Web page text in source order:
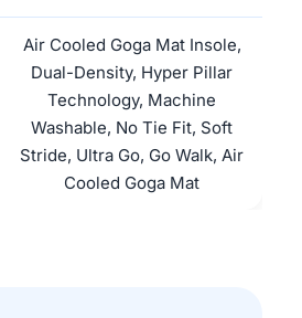
Air Cooled Goga Mat Insole,
Dual-Density, Hyper Pillar
Technology, Machine
Washable, No Tie Fit, Soft
Stride, Ultra Go, Go Walk, Air
Cooled Goga Mat